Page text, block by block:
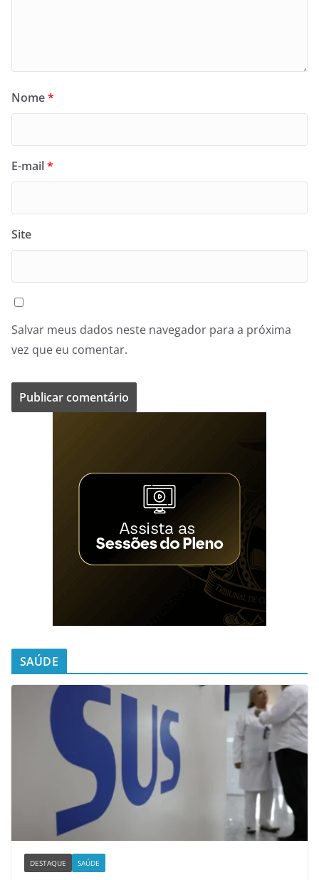
Nome*
E-mail*
Site
Salvar meus dados neste navegador para a próxima
vez que eu comentar.
SAÚDE
DESTAQUE SAÚDE